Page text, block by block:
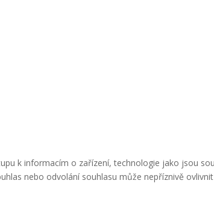
k informacím o zařízení, technologie jako jsou
nebo odvolání souhlasu může nepříznivě